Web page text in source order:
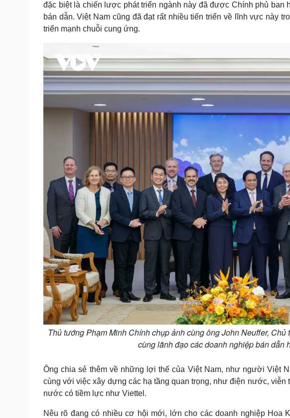
đặc biệt là chiến lược phát triển ngành này đã được Chính phủ ban
bán dẫn. Việt Nam cũng đã đạt rất nhiều tiến triển về lĩnh vực này
triển mạnh chuỗi cung ứng.
Thủ tướng Phạm Minh Chính chụp ảnh cùng ông John Neuffer,
cùng lãnh đạo các doanh nghiệp bán dẫn
Ông chia sẻ thêm về những lợi thế của Việt Nam, như người Việt
cùng với việc xây dựng các hạ tầng quan trọng, như điện nước,
nước có tiềm lực như Viettel.
Nêu rõ đang có nhiều cơ hội mới, lớn cho các doanh nghiệp Hoa